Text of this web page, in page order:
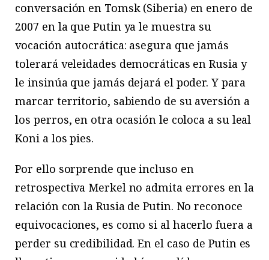
conversación en Tomsk (Siberia) en enero de
2007 en la que Putin ya le muestra su
vocación autocrática: asegura que jamás
tolerará veleidades democráticas en Rusia y
le insinúa que jamás dejará el poder. Y para
marcar territorio, sabiendo de su aversión a
los perros, en otra ocasión le coloca a su leal
Koni a los pies.
Por ello sorprende que incluso en
retrospectiva Merkel no admita errores en la
relación con la Rusia de Putin. No reconoce
equivocaciones, es como si al hacerlo fuera a
perder su credibilidad. En el caso de Putin es